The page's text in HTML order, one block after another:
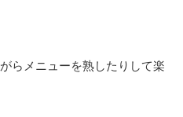
らメニューを熟したりして楽